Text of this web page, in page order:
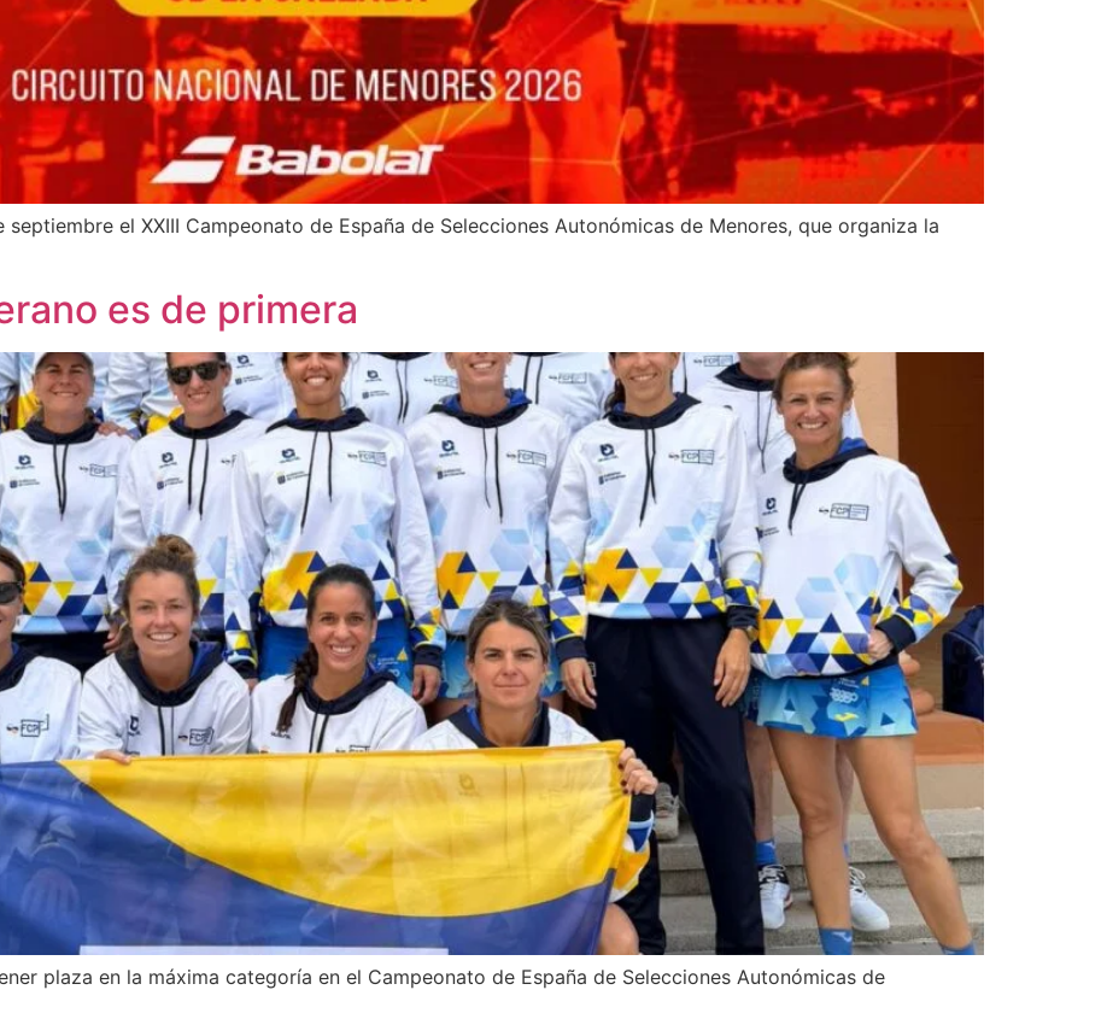
el XXIII Campeonato de España de Selecciones Autonómicas de Menores, que organiza la
es de primera
plaza en la máxima categoría en el Campeonato de España de Selecciones Autonómicas de